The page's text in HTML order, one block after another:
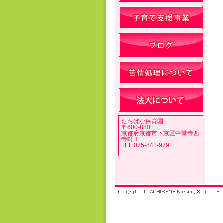
たちばな保育園
〒600-8801
京都府京都市下京区中堂寺西
寺町１
TEL 075-841-9791